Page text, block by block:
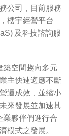
公司，目前服務
樓宇經營平台
及科技諮詢服
築空間趨向多元
主快速適應不斷
運成效，並縮小
來發展並加速其
業夥伴們進行合
模式之發展。